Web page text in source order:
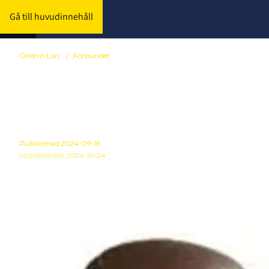
Gå till huvudinnehåll
Örebro Län / Förbundet
Publicerad 2024-09-16
Uppdaterad 2024-10-24